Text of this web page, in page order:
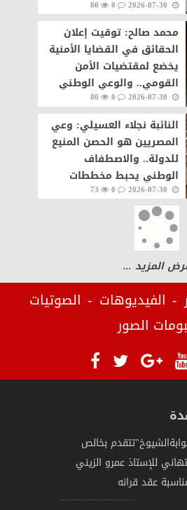
0
80
محمد صالح: توقيت إعلان
الحقائق في القضايا الأمنية
يخضع لمقتضيات الأمن
القومي.. والوعي الوطني
ضرورة
0
80
النائبة نجلاء العسيلي: وعي
المصريين هو الحصن المنيع
للدولة.. والاصطفاف
الوطني يحبط مخططات
زعزعة الاستقرار
0
73
المزيد ...
الفيديوهات
الصوتيات
الصور
بخالص
للإستاذ عمرو الزيني
عقد قرانه